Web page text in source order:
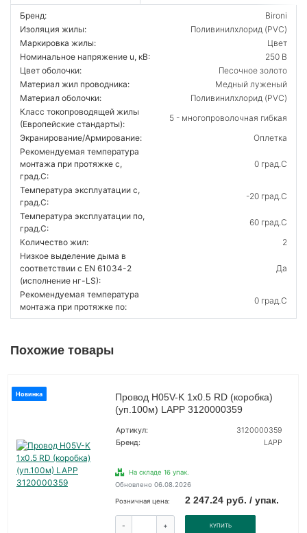
Бренд:
Bironi
Изоляция жилы:
Поливинилхлорид (PVC)
Маркировка жилы:
Цвет
Номинальное напряжение u, кВ:
250 В
Цвет оболочки:
Песочное золото
Материал жил проводника:
Медный луженый
Материал оболочки:
Поливинилхлорид (PVC)
Класс токопроводящей жилы
(Европейские стандарты):
5 - многопроволочная гибкая
Экранирование/Армирование:
Оплетка
Рекомендуемая температура
монтажа при протяжке с,
град.C:
0 град.C
Температура эксплуатации с,
град.C:
-20 град.C
Температура эксплуатации по,
град.C:
60 град.C
Количество жил:
2
Низкое выделение дыма в
соответствии с EN 61034-2
(исполнение нг-LS):
Да
Рекомендуемая температура
монтажа при протяжке по:
0 град.C
Похожие товары
Новинка
Провод H05V-K 1х0.5 RD (коробка)
(уп.100м) LAPP 3120000359
Артикул:
3120000359
Бренд:
LAPP
На складе 16 упак.
Обновлено 06.08.2026
Розничная цена: 2 247.24 руб. / упак.
- + КУПИТЬ